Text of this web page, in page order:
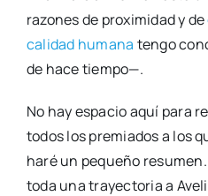
razo­nes de pro­xi­mi­dad y de
cali­dad huma­na ten­go
de hace tiem­po—.
No hay espa­cio aquí para
todos los pre­mia­dos a los
haré un peque­ño
toda una tra­yec­to­ria a